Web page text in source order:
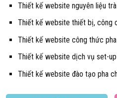
Thiết kế website nguyên liệu
Thiết kế website thiết bị, công
Thiết kế website công thức
Thiết kế website dịch vụ set-up
Thiết kế website đào tạo pha